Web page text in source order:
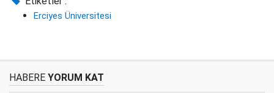
Erciyes Üniversitesi
HABERE YORUM KAT